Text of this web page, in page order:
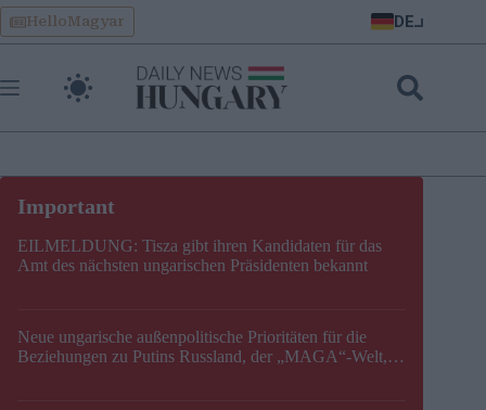
Skip
to
content
HelloMagyar DE
EILMELDUNG: Tisza gibt ihren Kandidaten für das
Amt des nächsten ungarischen Präsidenten bekannt
Neue ungarische außenpolitische Prioritäten für die
Beziehungen zu Putins Russland, der „MAGA“-Welt,